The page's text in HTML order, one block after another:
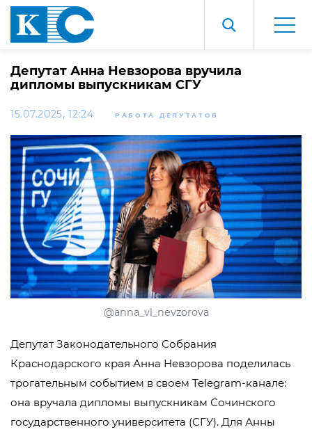
Депутат Анна Невзорова вручила
дипломы выпускникам СГУ
15.07.2025, 12:24 РАБОТА ДЕПУТАТОВ
@anna_vl_nevzorova
Депутат Законодательного Собрания
Краснодарского края Анна Невзорова поделилась
трогательным событием в своем Telegram-канале:
она вручала дипломы выпускникам Сочинского
государственного университета (СГУ). Для Анны